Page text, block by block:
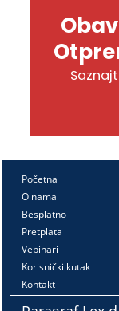
Početna
O nama
Besplatno
Pretplata
Vebinari
Korisnički kutak
Kontakt